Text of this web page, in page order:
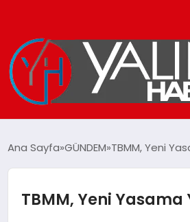
SPOR
DÜNYA
Ana Sayfa GÜNDEM TBMM, Yeni
TBMM, Yeni Yasama